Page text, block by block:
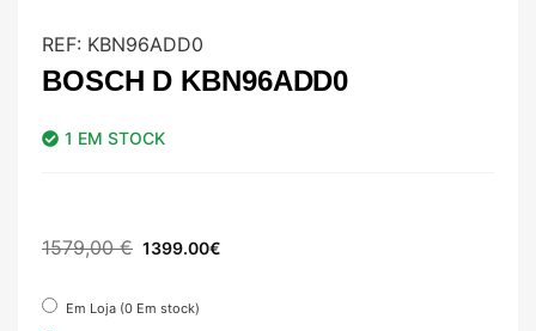
REF: KBN96ADD0
BOSCH D KBN96ADD0
1 EM STOCK
1579,00€ 1399.00€
Em Loja (0 Em stock)